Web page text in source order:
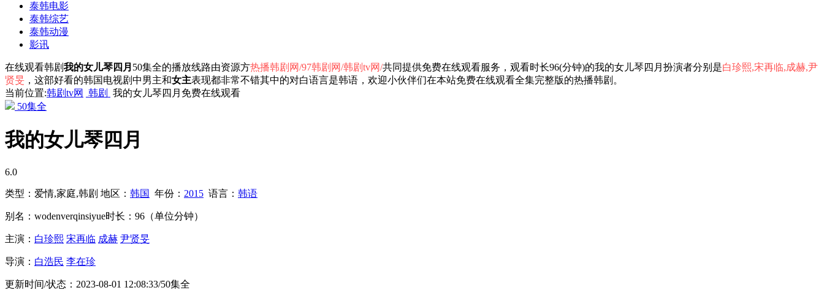
泰韩电影
泰韩综艺
泰韩动漫
影讯
在线观看韩剧我的女儿琴四月 50集全的播放线路由资源方热播韩剧网/97韩剧网/韩剧tv网/共同提供免费在线观看服务，观看时长96(分钟)的我的女儿琴四月扮演者分别是白珍熙,宋再临,成赫,尹
贤旻 ，这部好看的韩国电视剧中男主和女主表现都非常不错其中的对白语言是韩语，欢迎小伙伴们在本站免费在线观看全集完整版的热播韩剧。
当前位置:韩剧tv网 韩剧
我的女儿琴四月免费在线观看
50集全
我的女儿琴四月
6.0
类型： 爱情,家庭,韩剧 地区： 韩国 年份： 2015 语言： 韩语
别名： wodenverqinsiyue时长： 96（单位分钟）
主演： 白珍熙 宋再临 成赫 尹贤旻
导演： 白浩民 李在珍
更新时间/状态： 2023-08-01 12:08:33/50集全